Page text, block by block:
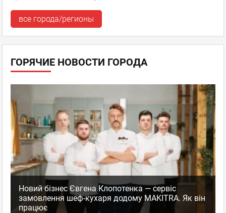
все города/регионы
ГОРЯЧИЕ НОВОСТИ ГОРОДА
Новий бізнес Євгена Клопотенка — сервіс
замовлення шеф-кухаря додому MAKITRA. Як він
працює